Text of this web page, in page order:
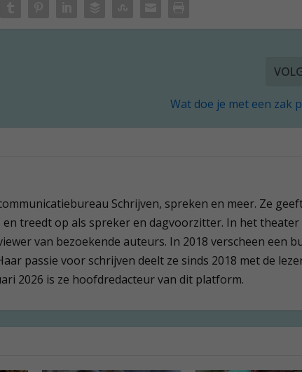
Wat doe je met een zak
Schrijven, spreken en meer. Ze
en treedt op als spreker en dagvoorzitter. In het theater
van bezoekende auteurs. In 2018 verscheen een
passie voor schrijven deelt ze sinds 2018 met de
2026 is ze hoofdredacteur van dit platform.